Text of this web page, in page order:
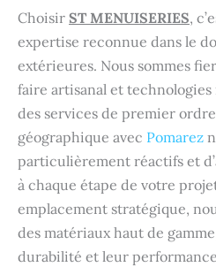
Choisir ST MENUISERIES,
expertise reconnue dans le
extérieures. Nous sommes
faire artisanal et
des services de premier
géographique avec Pomarez
particulièrement réactifs et
à chaque étape de votre
emplacement stratégique,
des matériaux haut de
durabilité et leur